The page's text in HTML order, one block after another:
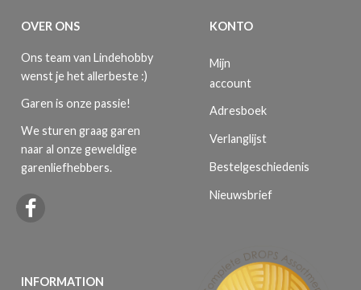
OVER ONS
Ons team van Lindehobby
wenst je het allerbeste :)
Garen is onze passie!
We sturen graag garen
naar al onze geweldige
garenliefhebbers.
INFORMATION
KONTO
Mijn
account
Adresboek
Verlanglijst
Bestelgeschiedenis
Nieuwsbrief